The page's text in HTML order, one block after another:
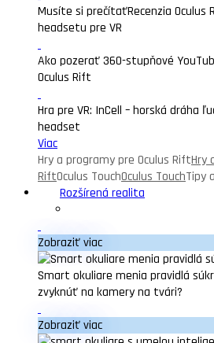
Musíte si prečítaťRecenzia Oculus
headsetu pre VR
Ako pozerať 360-stupňové
Oculus Rift
Hra pre VR: InCell – horská dráha
headset
Viac
Hry a programy pre Oculus RiftHry
RiftOculus TouchOculus TouchTipy
Rozšírená realita
Zobraziť viac
Smart okuliare menia pravidlá
zvyknúť na kamery na tvári?
Zobraziť viac